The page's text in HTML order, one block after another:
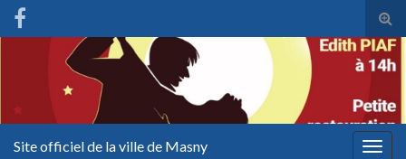
Site officiel de la ville de Masny